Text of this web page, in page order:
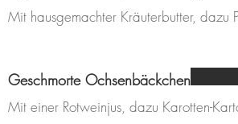
Mit hausgemachter Kräuterbutter, dazu
Geschmorte Ochsenbäckchen
Mit einer Rotweinjus, dazu Karotten-